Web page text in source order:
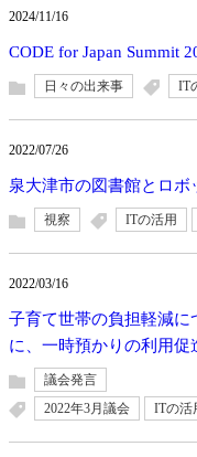
2024/11/16
CODE for Japan Summit
日々の出来事 IT
2022/07/26
泉大津市の図書館とロボ
視察 ITの活用
2022/03/16
子育て世帯の負担軽減に
に、一時預かりの利用促
議会発言
2022年3月議会
ITの活